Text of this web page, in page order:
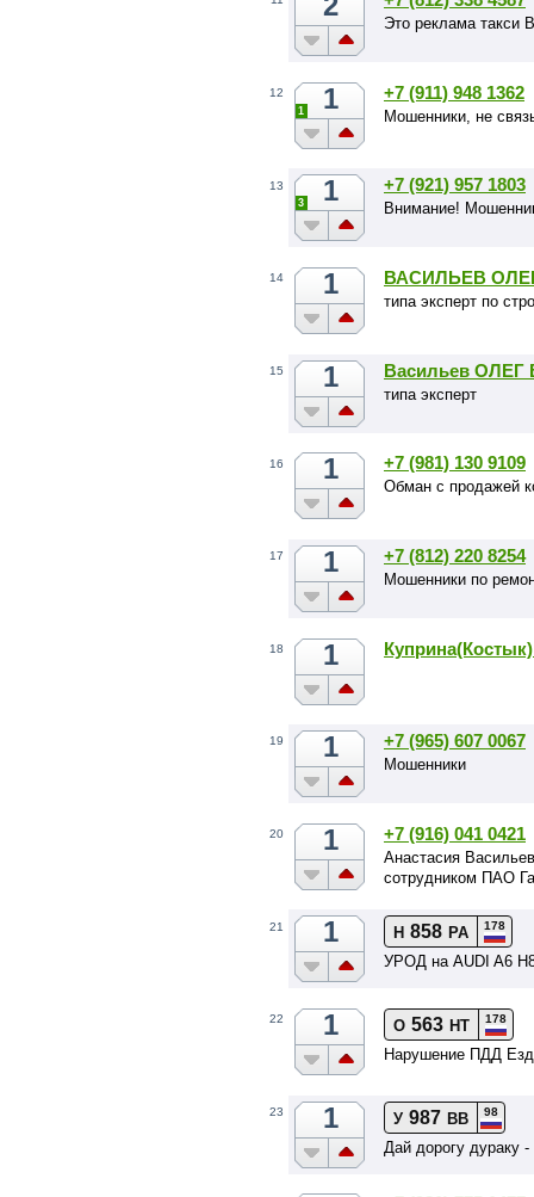
Это реклама такси
12 1
1
+7 (911) 948 1362
Мошенники, не
13 1
3
+7 (921) 957 1803
Внимание!
14 1 ВАСИЛЬЕВ
типа эксперт по
15 1 Васильев
типа эксперт
16 1 +7 (981) 130 9109
Обман с продажей
17 1 +7 (812) 220 8254
Мошенники по
18 1
19 1 +7 (965) 607 0067
Мошенники
20 1 +7 (916) 041 0421
Анастасия
сотрудником ПАО
21 1 Н 858 РА 178
УРОД на AUDI A6
22 1 О 563 НТ 178
Нарушение ПДД
23 1 У 987 ВВ 98
Дай дорогу дураку